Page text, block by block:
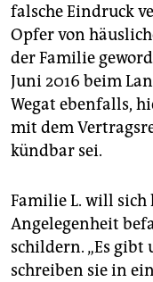
falsche Eindruck
Opfer von
der Familie
Juni 2016 beim
Wegat ebenfalls,
mit dem
kündbar sei.
Familie L. will
Angelegenheit
schildern. „Es gibt
schreiben sie in